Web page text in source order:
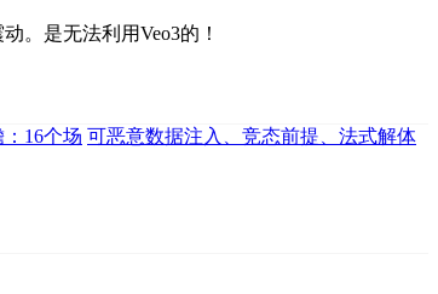
。是无法利用Veo3的！
16个场 可恶意数据注入、竞态前提、法式解体